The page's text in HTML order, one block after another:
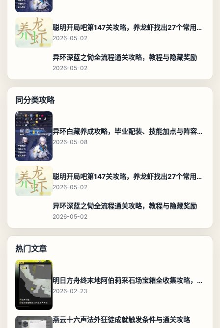
聪明开局吧第147关攻略，养龙虾找出27个常用字通关答案
2026-05-02
异环深蓝之恸全流程通关攻略，教程与隐藏奖励
2026-05-02
同分类攻略
异环白藏养成攻略，毕业配装、技能加点与阵容搭配保姆级解析
2026-05-08
聪明开局吧第147关攻略，养龙虾找出27个常用字通关答案
2026-05-02
异环深蓝之恸全流程通关攻略，教程与隐藏奖励
2026-05-02
热门文章
明日方舟终末地阿伯莉采石场宝箱全收集攻略，全点位分布图与路线
2026-02-23
燕云十六声法外狂徒成就触发条件与通关攻略